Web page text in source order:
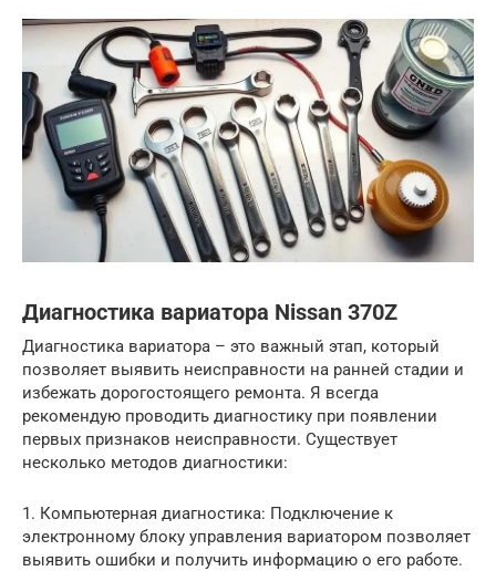
Диагностика вариатора Nissan 370Z
Диагностика вариатора – это важный этап, который
позволяет выявить неисправности на ранней стадии и
избежать дорогостоящего ремонта. Я всегда
рекомендую проводить диагностику при появлении
первых признаков неисправности. Существует
несколько методов диагностики:
1. Компьютерная диагностика: Подключение к
электронному блоку управления вариатором позволяет
выявить ошибки и получить информацию о его работе.